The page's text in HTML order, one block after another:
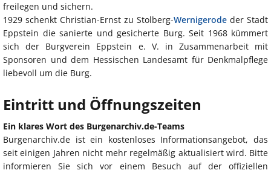
freilegen und sichern.
1929 schenkt Christian-Ernst zu Stolberg-Wernigerode der Stadt
Eppstein die sanierte und gesicherte Burg. Seit 1968 kümmert
sich der Burgverein Eppstein e. V. in Zusammenarbeit mit
Sponsoren und dem Hessischen Landesamt für Denkmalpflege
liebevoll um die Burg.
Eintritt und Öffnungszeiten
Ein klares Wort des Burgenarchiv.de-Teams
Burgenarchiv.de ist ein kostenloses Informationsangebot, das
seit einigen Jahren nicht mehr regelmäßig aktualisiert wird. Bitte
informieren Sie sich vor einem Besuch auf der offiziellen